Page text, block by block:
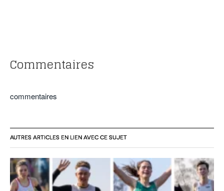
Commentaires
commentaires
AUTRES ARTICLES EN LIEN AVEC CE SUJET